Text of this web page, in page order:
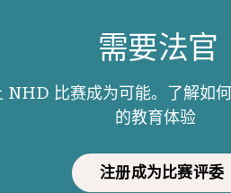
需要法官
NHD 比赛成为可能。了解如
的教育体验
注册成为比赛评委